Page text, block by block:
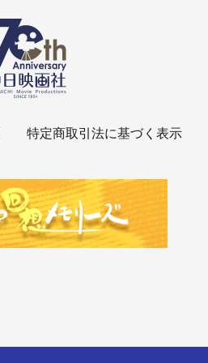
特定商取引法に基づく表示